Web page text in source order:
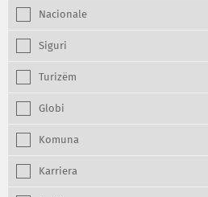
Nacionale
Siguri
Turizëm
Globi
Komuna
Karriera